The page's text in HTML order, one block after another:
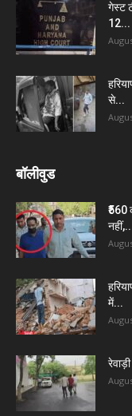
गेस्ट
12...
से...
बॉलीवुड
₹560
में...